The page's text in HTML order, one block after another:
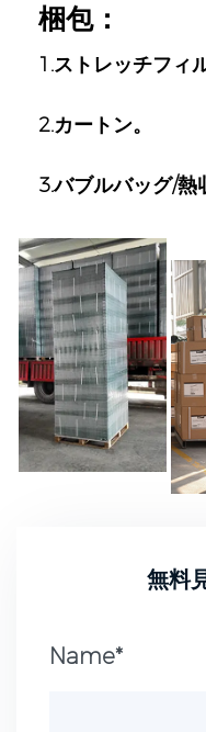
梱包：
1.ストレッチフィ
2.カートン。
3.バブルバッグ/熱
無料
Name*